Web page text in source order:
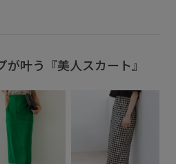
叶う『美人スカート』